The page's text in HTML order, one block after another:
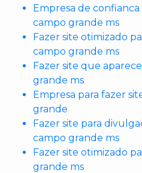
Empresa de
campo grande ms
Fazer site otimizado
campo grande ms
Fazer site que
grande ms
Empresa para fazer
grande
Fazer site para
campo grande ms
Fazer site otimizado
grande ms